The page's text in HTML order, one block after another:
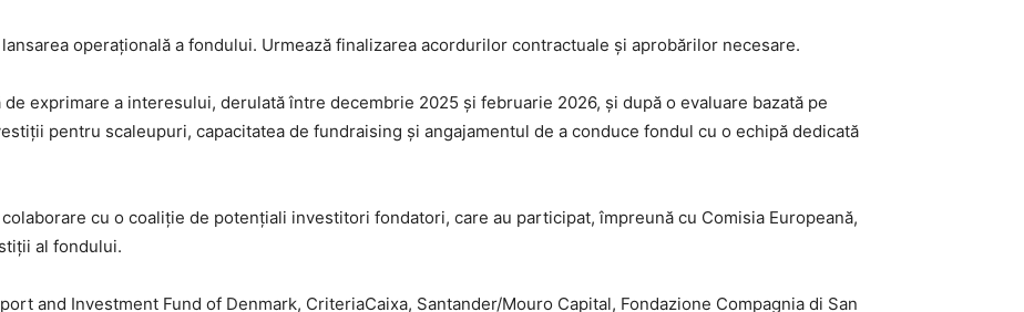
operațională a fondului. Urmează finalizarea acordurilor contractuale și aprobărilor necesare.
exprimare a interesului, derulată între decembrie 2025 și februarie 2026, și după o evaluare bazată pe
pentru scaleupuri, capacitatea de fundraising și angajamentul de a conduce fondul cu o echipă dedicată
cu o coaliție de potențiali investitori fondatori, care au participat, împreună cu Comisia Europeană,
al fondului.
and Investment Fund of Denmark, CriteriaCaixa, Santander/Mouro Capital, Fondazione Compagnia di San